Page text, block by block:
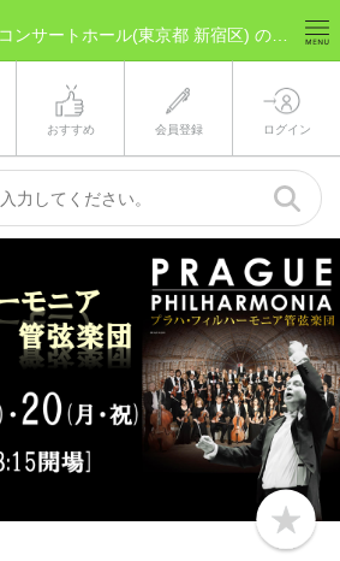
おすすめ 会員登録 ログイン
b
o